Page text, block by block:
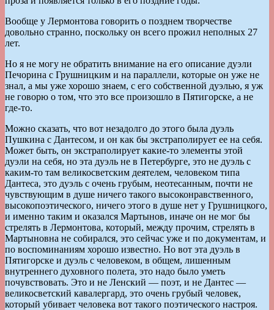
Вообще у Лермонтова говорить о позднем творчестве
довольно странно, поскольку он всего прожил неполных 27
лет.
Но я не могу не обратить внимание на его описание дуэли
Печорина с Грушницким и на параллели, которые он уже не
знал, а мы уже хорошо знаем, с его собственной дуэлью, я уж
не говорю о том, что это все произошло в Пятигорске, а не
где-то.
Можно сказать, что вот незадолго до этого была дуэль
Пушкина с Дантесом, и он как бы экстраполирует ее на себя.
Может быть, он экстраполирует какие-то элементы этой
дуэли на себя, но эта дуэль не в Петербурге, это не дуэль с
каким-то там великосветским деятелем, человеком типа
Дантеса, это дуэль с очень грубым, неотесанным, почти не
чувствующим в душе ничего такого высоконравственного,
высокопоэтического, ничего этого в душе нет у Грушницкого,
и именно таким и оказался Мартынов, иначе он не мог бы
стрелять в Лермонтова, который, между прочим, стрелять в
Мартыновна не собирался, это сейчас уже и по документам, и
по воспоминаниям хорошо известно. Но вот эта дуэль в
Пятигорске и дуэль с человеком, в общем, лишенным
внутреннего духовного полета, это надо было уметь
почувствовать. Это и не Ленский — поэт, и не Дантес —
великосветский кавалергард, это очень грубый человек,
который убивает человека вот такого поэтического настроя.